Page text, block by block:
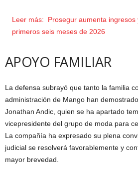
Leer más:
Prosegur aumenta
primeros seis meses de 2026
APOYO FAMILIAR
La defensa subrayó que tanto la familia
administración de Mango han
Jonathan Andic, quien se ha apartado
vicepresidente del grupo de moda para
La compañía ha expresado su plena
judicial se resolverá favorablemente y
mayor brevedad.